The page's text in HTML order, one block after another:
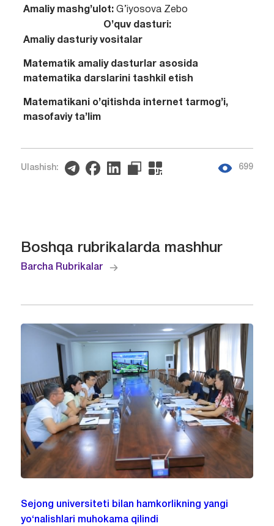
Amaliy mashg’ulot:G’iyosova Zebo
O’quv dasturi:
Amaliy dasturiy vositalar
Matematik amaliy dasturlar asosida
matematika darslarini tashkil etish
Matematikani o’qitishda internet tarmog’i,
masofaviy ta’lim
Ulashish: 699
Boshqa rubrikalarda mashhur
Barcha Rubrikalar
Sejong universiteti bilan hamkorlikning yangi
yo‘nalishlari muhokama qilindi